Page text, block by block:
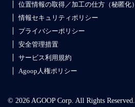
位置情報の取得／加工の仕方（秘匿化）
情報セキュリティポリシー
プライバシーポリシー
安全管理措置
サービス利用規約
Agoop人権ポリシー
© 2026 AGOOP Corp. All Rights Reserved.